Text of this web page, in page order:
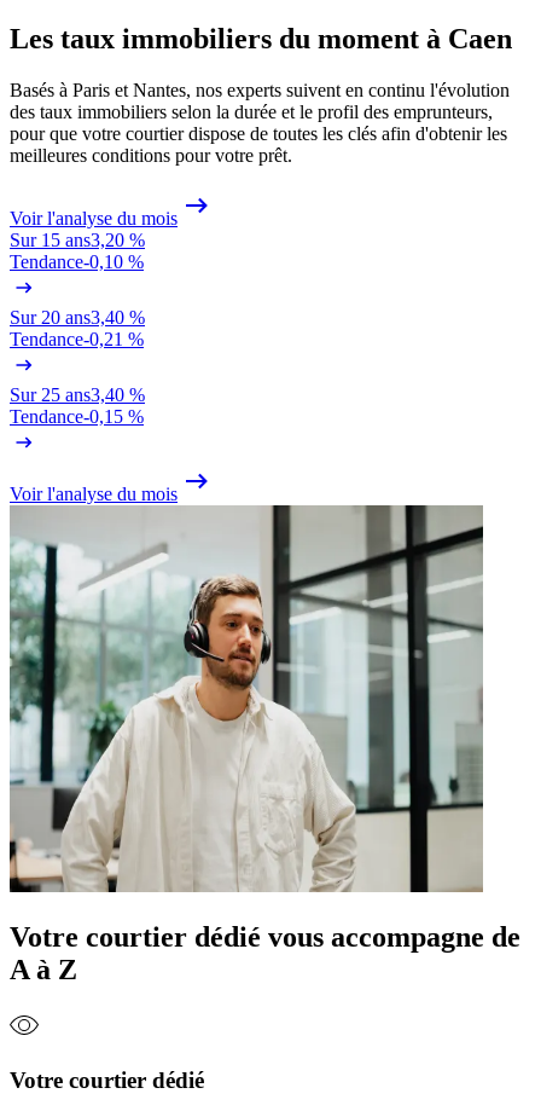
Les taux immobiliers du moment à Caen
Basés à Paris et Nantes, nos experts suivent en continu l'évolution
des taux immobiliers selon la durée et le profil des emprunteurs,
pour que votre courtier dispose de toutes les clés afin d'obtenir les
meilleures conditions pour votre prêt.
Voir l'analyse du mois
Sur 15 ans3,20 %
Tendance-0,10 %
Sur 20 ans3,40 %
Tendance-0,21 %
Sur 25 ans3,40 %
Tendance-0,15 %
Voir l'analyse du mois
Votre courtier dédié vous accompagne de
A à Z
Votre courtier dédié